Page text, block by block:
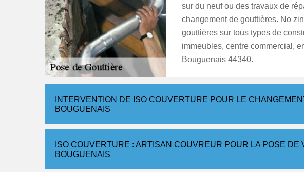
sur du neuf ou des travaux de
changement de gouttières. No
gouttières sur tous types de
immeubles, centre commercial,
Bouguenais 44340.
INTERVENTION DE ISO COUVERTURE POUR LE
BOUGUENAIS
ISO COUVERTURE : ARTISAN COUVREUR POUR LA POSE DE
BOUGUENAIS